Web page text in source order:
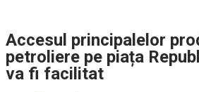
Accesul principalelor
petroliere pe piața
va fi facilitat